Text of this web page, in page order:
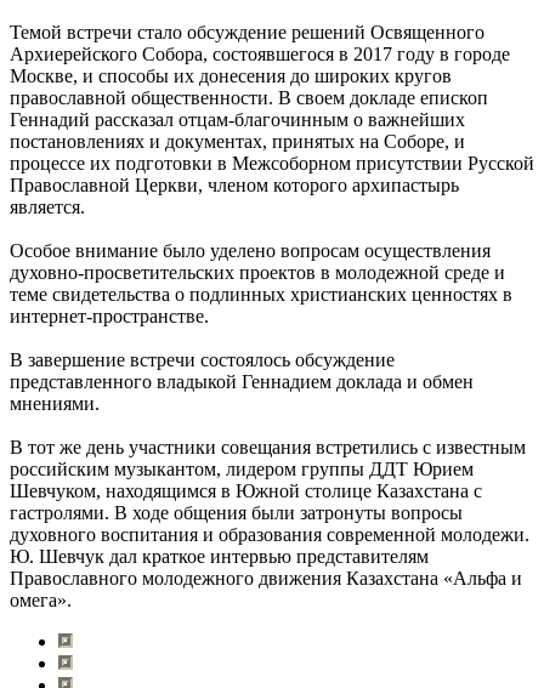
Темой встречи стало обсуждение решений Освященного
Архиерейского Собора, состоявшегося в 2017 году в городе
Москве, и способы их донесения до широких кругов
православной общественности. В своем докладе епископ
Геннадий рассказал отцам-благочинным о важнейших
постановлениях и документах, принятых на Соборе, и
процессе их подготовки в Межсоборном присутствии Русской
Православной Церкви, членом которого архипастырь
является.
Особое внимание было уделено вопросам осуществления
духовно-просветительских проектов в молодежной среде и
теме свидетельства о подлинных христианских ценностях в
интернет-пространстве.
В завершение встречи состоялось обсуждение
представленного владыкой Геннадием доклада и обмен
мнениями.
В тот же день участники совещания встретились с известным
российским музыкантом, лидером группы ДДТ Юрием
Шевчуком, находящимся в Южной столице Казахстана с
гастролями. В ходе общения были затронуты вопросы
духовного воспитания и образования современной молодежи.
Ю. Шевчук дал краткое интервью представителям
Православного молодежного движения Казахстана «Альфа и
омега».